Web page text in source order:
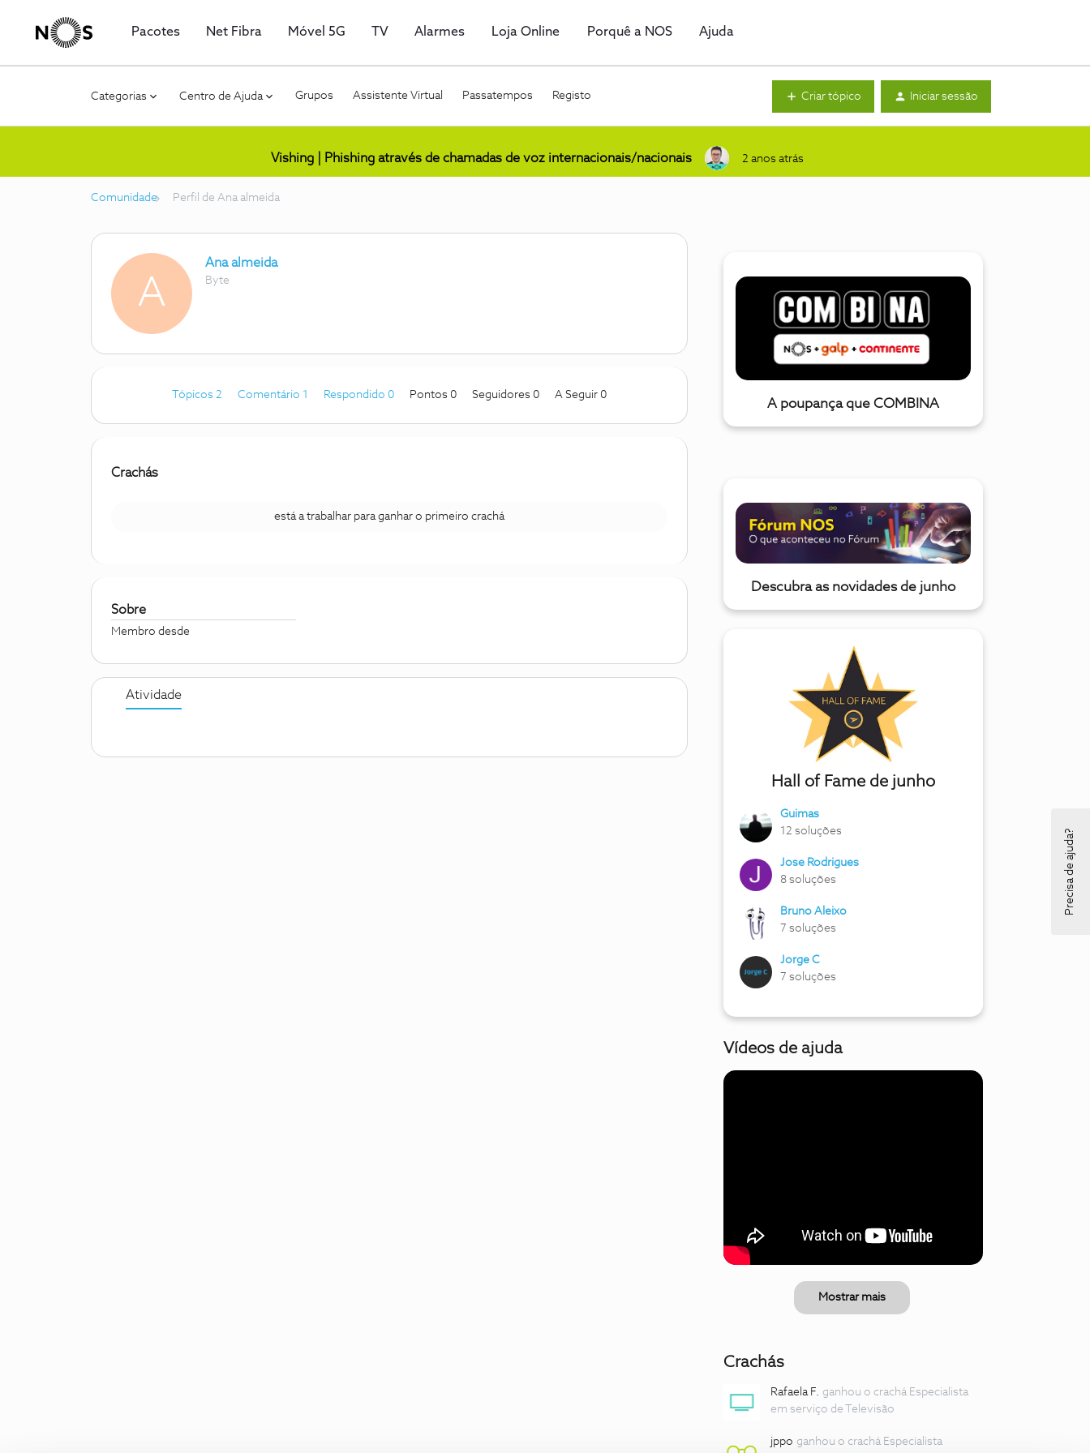
Pacotes Net Fibra Móvel 5G TV Alarmes Loja Online Porquê a NOS Ajuda
Categorias Centro de Ajuda Grupos Assistente Virtual Passatempos Registo Criar tópico Iniciar sessão
Vishing | Phishing através de chamadas de voz internacionais/nacionais 2 anos atrás
Comunidade Perfil de Ana almeida
A
Ana almeida
Byte
Tópicos 2 Comentário 1 Respondido 0 Pontos 0 Seguidores 0 A Seguir 0
Crachás
está a trabalhar para ganhar o primeiro crachá
Sobre
Membro desde
Atividade
A poupança que COMBINA
Descubra as novidades de junho
Hall of Fame de junho
Guimas
12 soluções
Jose Rodrigues
8 soluções
Bruno Aleixo
7 soluções
Jorge C
7 soluções
Vídeos de ajuda
Mostrar mais
Crachás
Rafaela F. ganhou o crachá Especialista
em serviço de Televisão
jppo ganhou o crachá Especialista
Precisa de ajuda?